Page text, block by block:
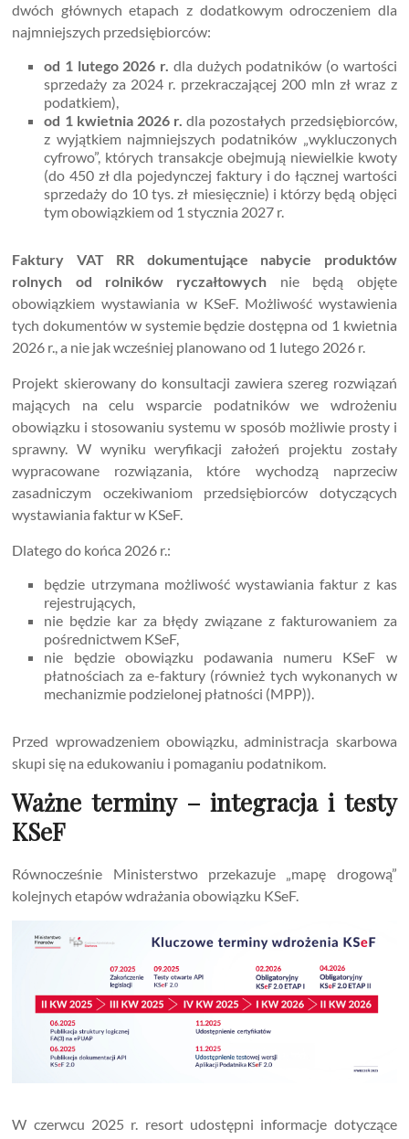
dwóch głównych etapach z dodatkowym odroczeniem dla
najmniejszych przedsiębiorców:
od 1 lutego 2026 r. dla dużych podatników (o wartości
sprzedaży za 2024 r. przekraczającej 200 mln zł wraz z
podatkiem),
od 1 kwietnia 2026 r. dla pozostałych przedsiębiorców,
z wyjątkiem najmniejszych podatników „wykluczonych
cyfrowo”, których transakcje obejmują niewielkie kwoty
(do 450 zł dla pojedynczej faktury i do łącznej wartości
sprzedaży do 10 tys. zł miesięcznie) i którzy będą objęci
tym obowiązkiem od 1 stycznia 2027 r.
Faktury VAT RR dokumentujące nabycie produktów
rolnych od rolników ryczałtowych nie będą objęte
obowiązkiem wystawiania w KSeF. Możliwość wystawienia
tych dokumentów w systemie będzie dostępna od 1 kwietnia
2026 r., a nie jak wcześniej planowano od 1 lutego 2026 r.
Projekt skierowany do konsultacji zawiera szereg rozwiązań
mających na celu wsparcie podatników we wdrożeniu
obowiązku i stosowaniu systemu w sposób możliwie prosty i
sprawny. W wyniku weryfikacji założeń projektu zostały
wypracowane rozwiązania, które wychodzą naprzeciw
zasadniczym oczekiwaniom przedsiębiorców dotyczących
wystawiania faktur w KSeF.
Dlatego do końca 2026 r.:
będzie utrzymana możliwość wystawiania faktur z kas
rejestrujących,
nie będzie kar za błędy związane z fakturowaniem za
pośrednictwem KSeF,
nie będzie obowiązku podawania numeru KSeF w
płatnościach za e-faktury (również tych wykonanych w
mechanizmie podzielonej płatności (MPP)).
Przed wprowadzeniem obowiązku, administracja skarbowa
skupi się na edukowaniu i pomaganiu podatnikom.
Ważne terminy – integracja i testy
KSeF
Równocześnie Ministerstwo przekazuje „mapę drogową”
kolejnych etapów wdrażania obowiązku KSeF.
W czerwcu 2025 r. resort udostępni informacje dotyczące